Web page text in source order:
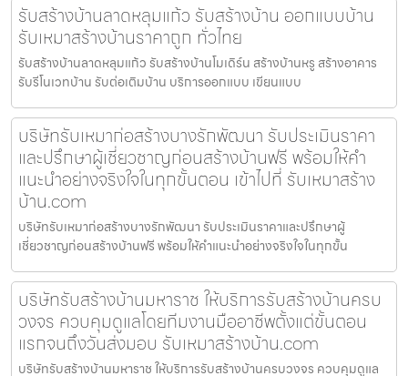
รับสร้างบ้านลาดหลุมแก้ว รับสร้างบ้าน ออกแบบบ้าน
รับเหมาสร้างบ้านราคาถูก ทั่วไทย
รับสร้างบ้านลาดหลุมแก้ว รับสร้างบ้านโมเดิร์น สร้างบ้านหรู สร้างอาคาร
รับรีโนเวทบ้าน รับต่อเติมบ้าน บริการออกแบบ เขียนแบบ
บริษัทรับเหมาก่อสร้างบางรักพัฒนา รับประเมินราคา
และปรึกษาผู้เชี่ยวชาญก่อนสร้างบ้านฟรี พร้อมให้คำ
แนะนำอย่างจริงใจในทุกขั้นตอน เข้าไปที่ รับเหมาสร้าง
บ้าน.com
บริษัทรับเหมาก่อสร้างบางรักพัฒนา รับประเมินราคาและปรึกษาผู้
เชี่ยวชาญก่อนสร้างบ้านฟรี พร้อมให้คำแนะนำอย่างจริงใจในทุกขั้น
บริษัทรับสร้างบ้านมหาราช ให้บริการรับสร้างบ้านครบ
วงจร ควบคุมดูแลโดยทีมงานมืออาชีพตั้งแต่ขั้นตอน
แรกจนถึงวันส่งมอบ รับเหมาสร้างบ้าน.com
บริษัทรับสร้างบ้านมหาราช ให้บริการรับสร้างบ้านครบวงจร ควบคุมดูแล